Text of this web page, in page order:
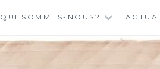
QUI SOMMES-NOUS?